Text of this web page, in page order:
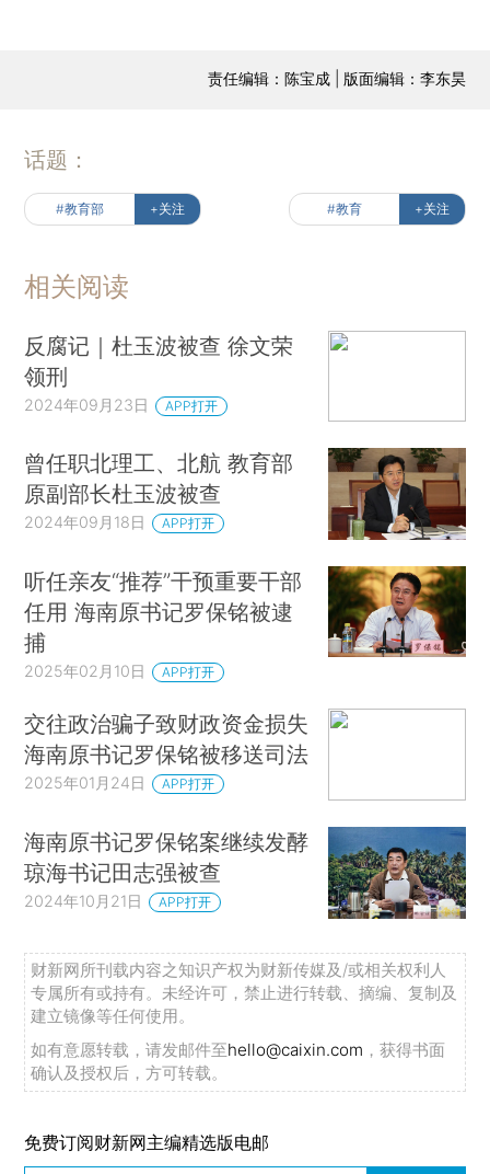
责任编辑：陈宝成 | 版面编辑：李东昊
话题：
#教育部 +关注 #教育 +关注
相关阅读
反腐记｜杜玉波被查 徐文荣
领刑
2024年09月23日 APP打开
曾任职北理工、北航 教育部
原副部长杜玉波被查
2024年09月18日 APP打开
听任亲友“推荐”干预重要干部
任用 海南原书记罗保铭被逮
捕
2025年02月10日 APP打开
交往政治骗子致财政资金损失
海南原书记罗保铭被移送司法
2025年01月24日 APP打开
海南原书记罗保铭案继续发酵
琼海书记田志强被查
2024年10月21日 APP打开
财新网所刊载内容之知识产权为财新传媒及/或相关权利人
专属所有或持有。未经许可，禁止进行转载、摘编、复制及
建立镜像等任何使用。
如有意愿转载，请发邮件至hello@caixin.com ，获得书面
确认及授权后，方可转载。
免费订阅财新网主编精选版电邮